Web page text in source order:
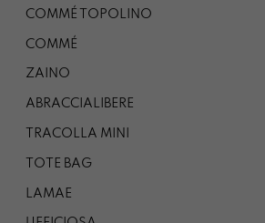
COMMÉ TOPOLINO
COMMÉ
ZAINO
ABRACCIALIBERE
TRACOLLA MINI
TOTE BAG
LAMAE